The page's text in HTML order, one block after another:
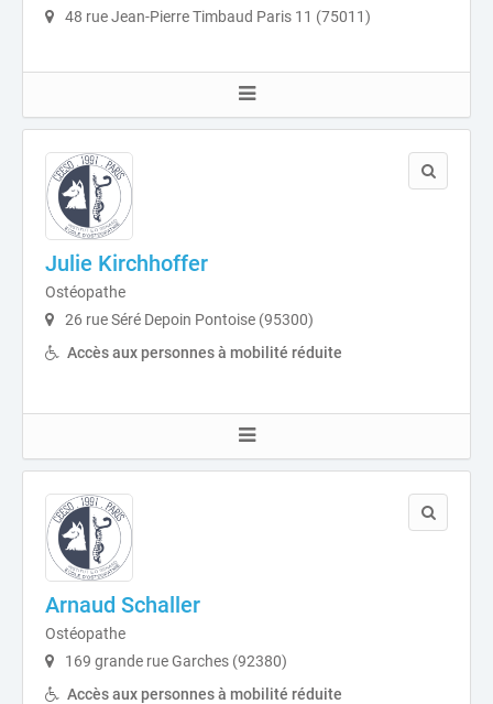
48 rue Jean-Pierre Timbaud Paris 11 (75011)
Julie Kirchhoffer
Ostéopathe
26 rue Séré Depoin Pontoise (95300)
Accès aux personnes à mobilité réduite
Arnaud Schaller
Ostéopathe
169 grande rue Garches (92380)
Accès aux personnes à mobilité réduite